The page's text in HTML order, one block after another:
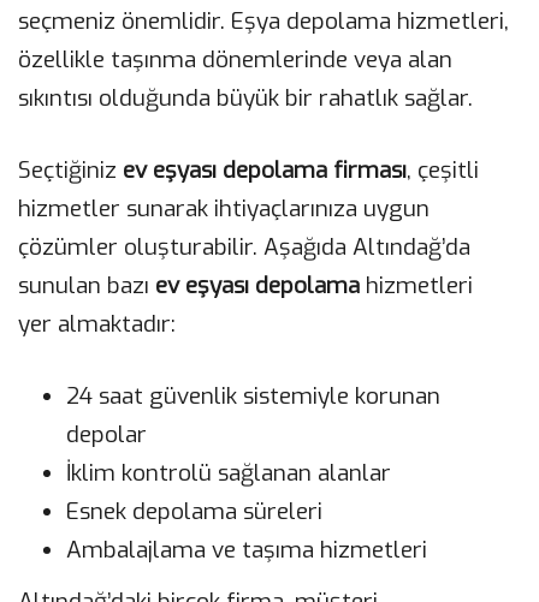
seçmeniz önemlidir. Eşya depolama hizmetleri,
özellikle taşınma dönemlerinde veya alan
sıkıntısı olduğunda büyük bir rahatlık sağlar.
Seçtiğiniz ev eşyası depolama firması, çeşitli
hizmetler sunarak ihtiyaçlarınıza uygun
çözümler oluşturabilir. Aşağıda Altındağ’da
sunulan bazı ev eşyası depolama hizmetleri
yer almaktadır:
24 saat güvenlik sistemiyle korunan
depolar
İklim kontrolü sağlanan alanlar
Esnek depolama süreleri
Ambalajlama ve taşıma hizmetleri